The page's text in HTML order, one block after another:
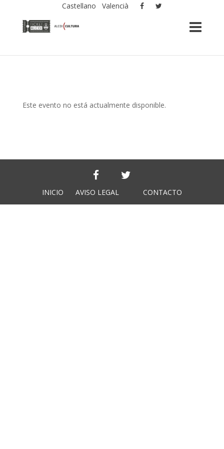
Castellano Valencià
Este evento no está actualmente disponible.
INICIO AVISO LEGAL CONTACTO